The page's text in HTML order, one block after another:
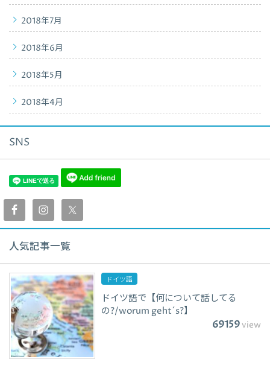
2018年7月
2018年6月
2018年5月
2018年4月
SNS
人気記事一覧
ドイツ語
ドイツ語で【何について話してる
の?/worum geht´s?】
69159view